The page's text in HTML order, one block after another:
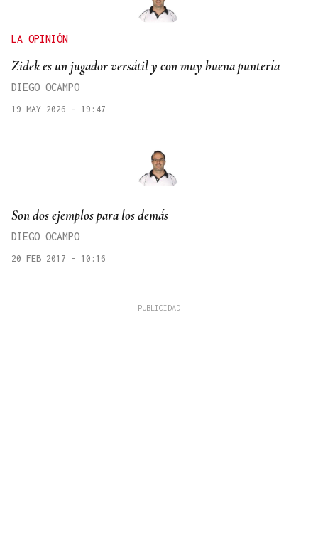
LA OPINIÓN
Zidek es un jugador versátil y con muy buena puntería
DIEGO OCAMPO
19 MAY 2026 - 19:47
Son dos ejemplos para los demás
DIEGO OCAMPO
20 FEB 2017 - 10:16